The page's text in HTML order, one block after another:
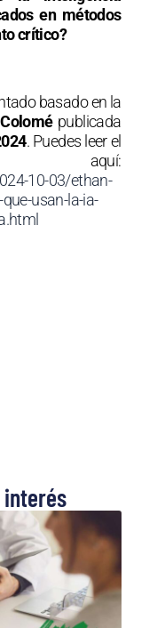
en métodos
crítico?
basado en la
publicada
. Puedes leer el
aquí:
10-03/ethan-
usan-la-ia-